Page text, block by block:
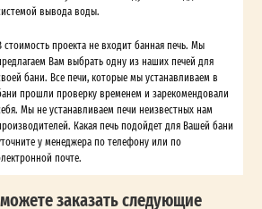
вывода воды.
стоимость проекта не входит банная печь. Мы
Вам выбрать одну из наших печей для
бани. Все печи, которые мы устанавливаем в
прошли проверку временем и зарекомендовали
Мы не устанавливаем печи неизвестных нам
Какая печь подойдет для Вашей бани
у менеджера по телефону или по
почте.
заказать следующие